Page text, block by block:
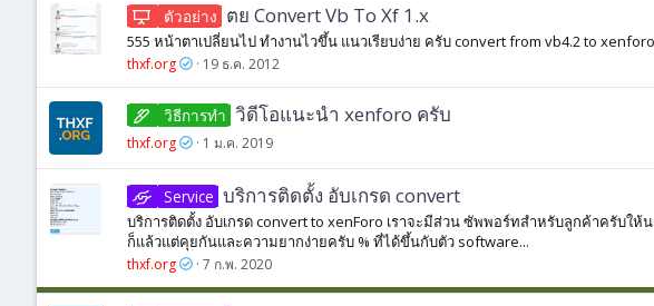
ตัวอย่าง ตย Convert Vb To Xf 1.x
555 หน้าตาเปลี่ยนไป ทำงานไวขึ้น แนวเรียบง่าย ครับ convert from vb4.2 to
thxf.org 19 ธ.ค. 2012
วิธีการทํา วิดีโอแนะนำ xenforo ครับ
thxf.org 1 ม.ค. 2019
Service บริการติดตั้ง อับเกรด convert
บริการติดตั้ง อับเกรด convert to xenForo เราจะมีส่วน ซัพพอร์ทสำหรับลูกค้าครับใ
ก็แล้วแต่คุยกันและความยากง่ายครับ % ที่ได้ขึ้นกับตัว software...
thxf.org 7 ก.พ. 2020